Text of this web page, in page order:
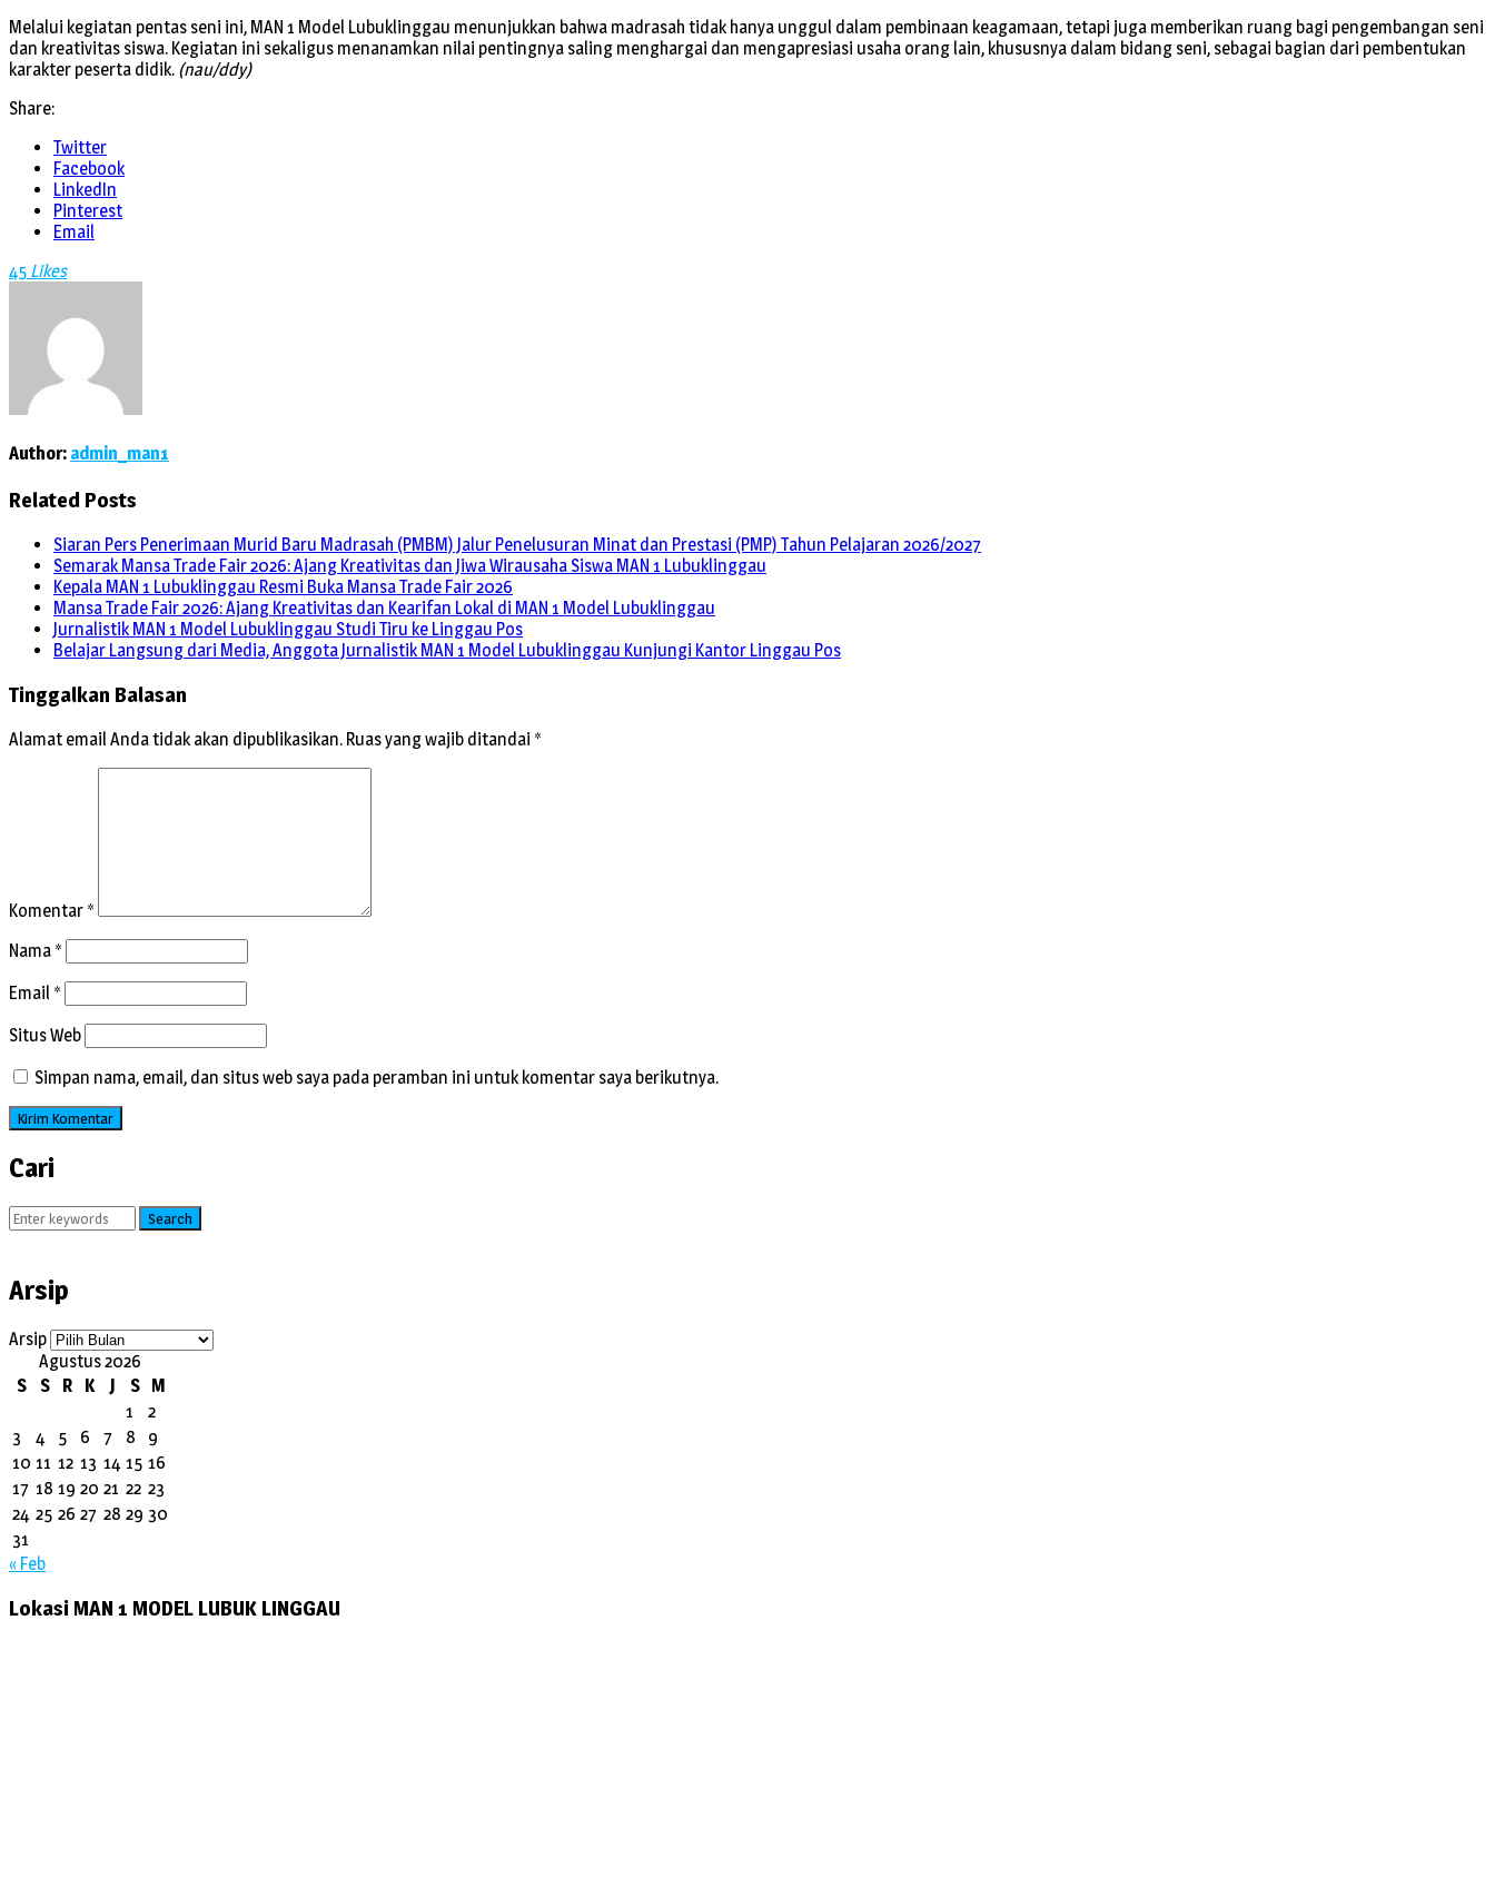
Melalui kegiatan pentas seni ini, MAN 1 Model Lubuklinggau menunjukkan bahwa madrasah tidak hanya unggul dalam pembinaan keagamaan, tetapi juga memberikan ruang bagi pengembangan seni
dan kreativitas siswa. Kegiatan ini sekaligus menanamkan nilai pentingnya saling menghargai dan mengapresiasi usaha orang lain, khususnya dalam bidang seni, sebagai bagian dari pembentukan
karakter peserta didik. (nau/ddy)
Share:
Twitter
Facebook
LinkedIn
Pinterest
Email
45 Likes
Author: admin_man1
Related Posts
Siaran Pers Penerimaan Murid Baru Madrasah (PMBM) Jalur Penelusuran Minat dan Prestasi (PMP) Tahun Pelajaran 2026/2027
Semarak Mansa Trade Fair 2026: Ajang Kreativitas dan Jiwa Wirausaha Siswa MAN 1 Lubuklinggau
Kepala MAN 1 Lubuklinggau Resmi Buka Mansa Trade Fair 2026
Mansa Trade Fair 2026: Ajang Kreativitas dan Kearifan Lokal di MAN 1 Model Lubuklinggau
Jurnalistik MAN 1 Model Lubuklinggau Studi Tiru ke Linggau Pos
Belajar Langsung dari Media, Anggota Jurnalistik MAN 1 Model Lubuklinggau Kunjungi Kantor Linggau Pos
Tinggalkan Balasan
Alamat email Anda tidak akan dipublikasikan. Ruas yang wajib ditandai *
Komentar *
Nama *
Email *
Situs Web
Simpan nama, email, dan situs web saya pada peramban ini untuk komentar saya berikutnya.
Cari
Search
Arsip
Arsip
Agustus 2026
S
S R K J S
M
1
2
3
4 5 6 7 8
9
10 11 12 13 14 15 16
17 18 19 20 21 22 23
24 25 26 27 28 29 30
31
« Feb
Lokasi MAN 1 MODEL LUBUK LINGGAU